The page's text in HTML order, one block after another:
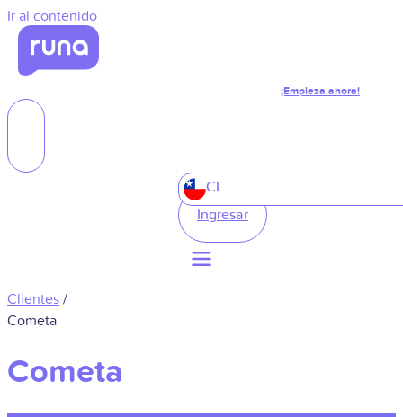
Ir al contenido
¡Empieza ahora!
CL
Ingresar
Clientes /
Cometa
Cometa